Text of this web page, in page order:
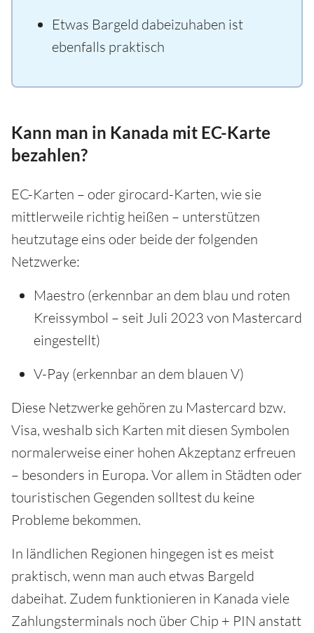
Etwas Bargeld dabeizuhaben ist
ebenfalls praktisch
Kann man in Kanada mit EC-Karte
bezahlen?
EC-Karten – oder girocard-Karten, wie sie
mittlerweile richtig heißen – unterstützen
heutzutage eins oder beide der folgenden
Netzwerke:
Maestro (erkennbar an dem blau und roten
Kreissymbol – seit Juli 2023 von Mastercard
eingestellt)
V-Pay (erkennbar an dem blauen V)
Diese Netzwerke gehören zu Mastercard bzw.
Visa, weshalb sich Karten mit diesen Symbolen
normalerweise einer hohen Akzeptanz erfreuen
– besonders in Europa. Vor allem in Städten oder
touristischen Gegenden solltest du keine
Probleme bekommen.
In ländlichen Regionen hingegen ist es meist
praktisch, wenn man auch etwas Bargeld
dabeihat. Zudem funktionieren in Kanada viele
Zahlungsterminals noch über Chip + PIN anstatt